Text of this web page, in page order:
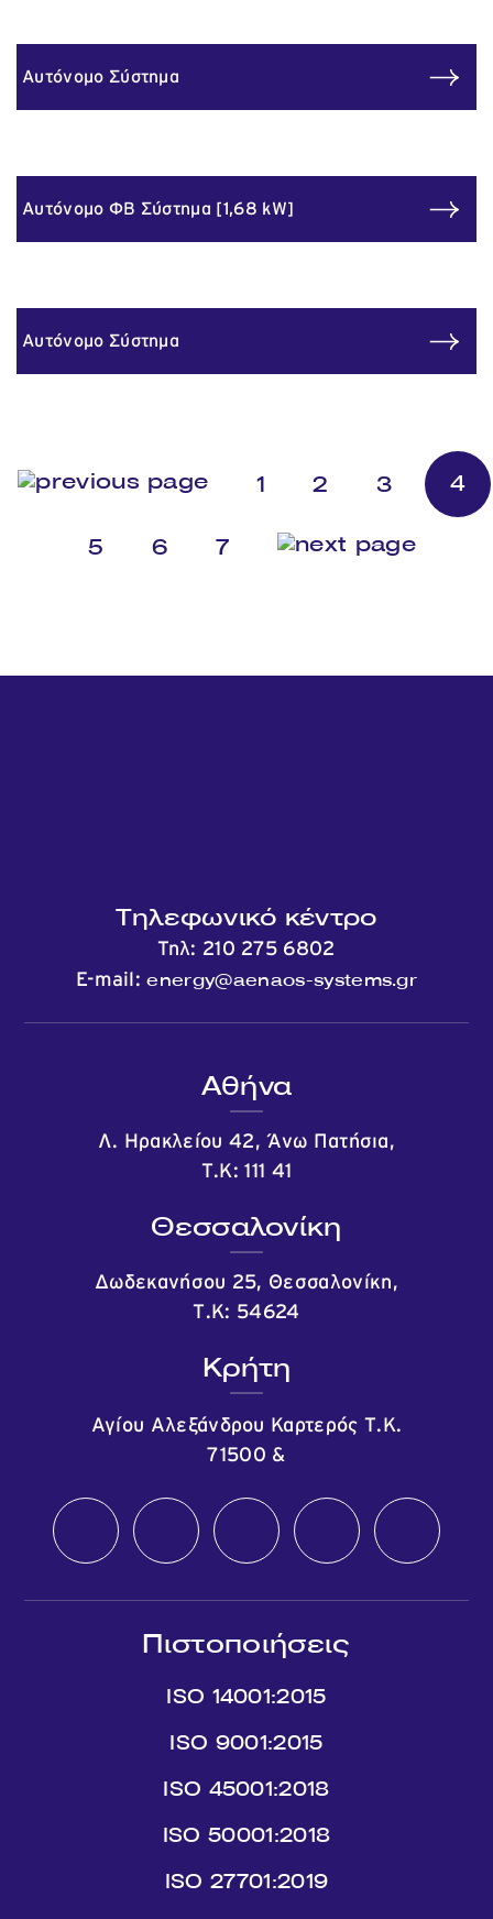
Αυτόνομο Σύστημα
Αυτόνομο ΦΒ Σύστημα [1,68 kW]
Αυτόνομο Σύστημα
1 2 3 4
5 6 7
Τηλεφωνικό κέντρο
Τηλ: 210 275 6802
E-mail:energy@aenaos-systems.gr
Αθήνα
Λ. Ηρακλείου 42, Άνω Πατήσια,
Τ.Κ: 111 41
Θεσσαλονίκη
Δωδεκανήσου 25, Θεσσαλονίκη,
Τ.Κ: 54624
Κρήτη
Αγίου Αλεξάνδρου Καρτερός Τ.Κ.
71500 &
Πιστοποιήσεις
ISO 14001:2015
ISO 9001:2015
ISO 45001:2018
ISO 50001:2018
ISO 27701:2019